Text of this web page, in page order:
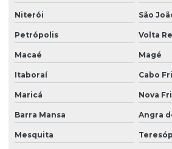
Niterói São
Petrópolis Volta
Macaé Magé
Itaboraí Cabo
Maricá Nova
Barra Mansa Angra
Mesquita